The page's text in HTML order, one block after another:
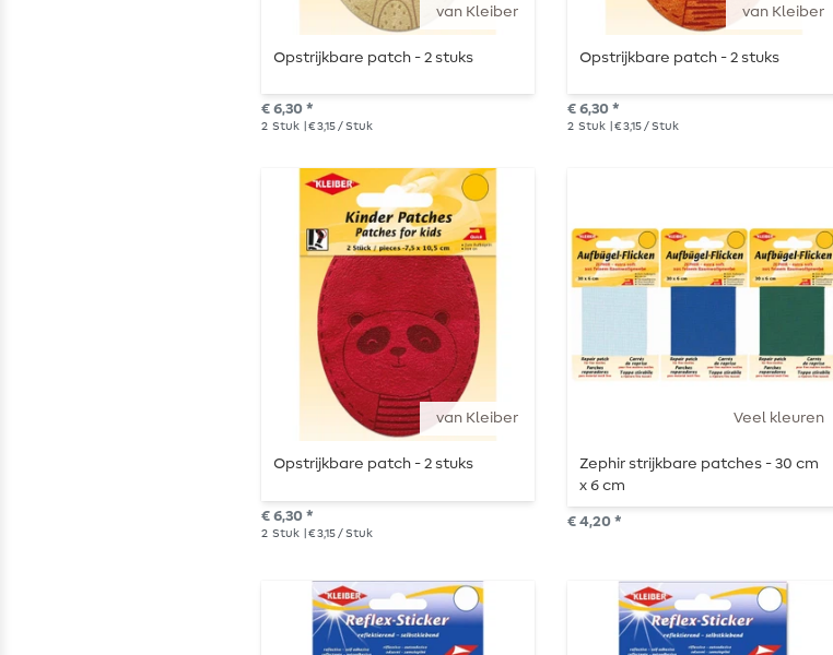
van Kleiber
Opstrijkbare patch - 2 stuks
€ 6,30 *
2 Stuk | € 3,15 / Stuk
van Kleiber
Opstrijkbare patch - 2 stuks
€ 6,30 *
2 Stuk | € 3,15 / Stuk
van Kleiber
Opstrijkbare patch - 2 stuks
€ 6,30 *
2 Stuk | € 3,15 / Stuk
Veel kleuren
Zephir strijkbare patches - 30 cm
x 6 cm
€ 4,20 *